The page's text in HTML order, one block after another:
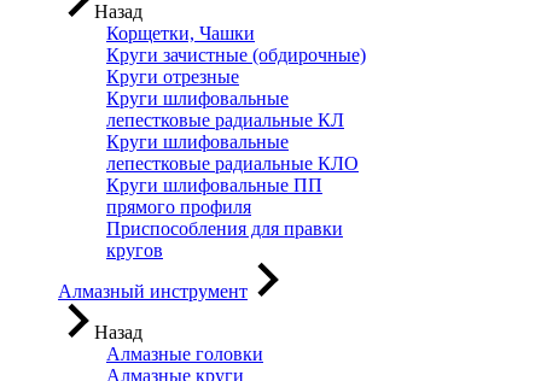
Назад
Корщетки, Чашки
Круги зачистные (обдирочные)
Круги отрезные
Круги шлифовальные
лепестковые радиальные КЛ
Круги шлифовальные
лепестковые радиальные КЛО
Круги шлифовальные ПП
прямого профиля
Приспособления для правки
кругов
Алмазный инструмент
Назад
Алмазные головки
Алмазные круги